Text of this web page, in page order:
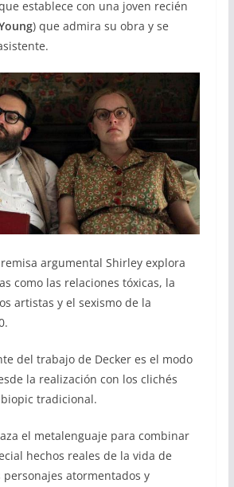
establece con una joven recién
) que admira su obra y se
argumental Shirley explora
como las relaciones tóxicas, la
artistas y el sexismo de la
del trabajo de Decker es el modo
la realización con los clichés
tradicional.
el metalenguaje para combinar
hechos reales de la vida de
personajes atormentados y